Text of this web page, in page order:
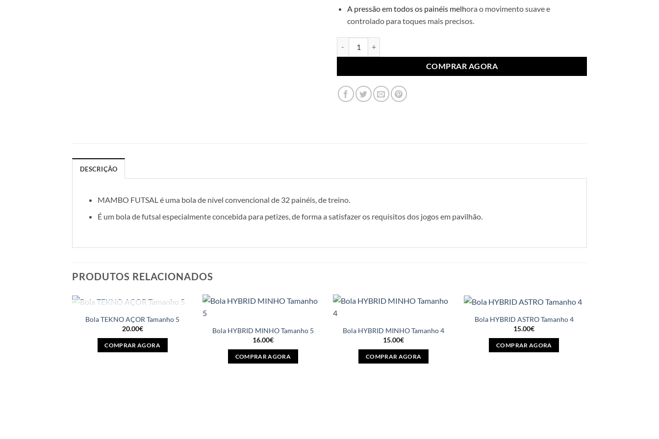
A pressão em todos os painéis melhora o movimento suave e
controlado para toques mais precisos.
COMPRAR AGORA
DESCRIÇÃO
MAMBO FUTSAL é uma bola de nível convencional de 32 painéis, de treino.
É um bola de futsal especialmente concebida para petizes, de forma a satisfazer os requisitos dos jogos em pavilhão.
PRODUTOS RELACIONADOS
ESGOTADO
Bola TEKNO AÇOR Tamanho 5
20.00€
COMPRAR AGORA
Bola HYBRID MINHO Tamanho 5
16.00€
COMPRAR AGORA
Bola HYBRID MINHO Tamanho 4
15.00€
COMPRAR AGORA
Bola HYBRID ASTRO Tamanho 4
15.00€
COMPRAR AGORA